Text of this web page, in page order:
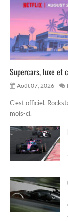
Supercars, luxe et
Août 07, 2026
C’est officiel,
mois-ci.